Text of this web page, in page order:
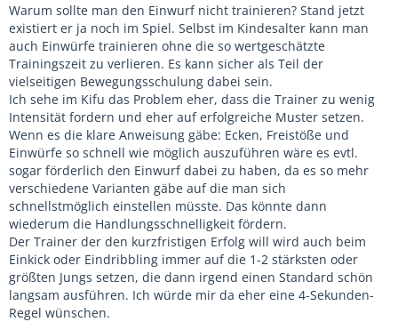
Warum sollte man den Einwurf nicht trainieren? Stand jetzt
existiert er ja noch im Spiel. Selbst im Kindesalter kann man
auch Einwürfe trainieren ohne die so wertgeschätzte
Trainingszeit zu verlieren. Es kann sicher als Teil der
vielseitigen Bewegungsschulung dabei sein.
Ich sehe im Kifu das Problem eher, dass die Trainer zu wenig
Intensität fordern und eher auf erfolgreiche Muster setzen.
Wenn es die klare Anweisung gäbe: Ecken, Freistöße und
Einwürfe so schnell wie möglich auszuführen wäre es evtl.
sogar förderlich den Einwurf dabei zu haben, da es so mehr
verschiedene Varianten gäbe auf die man sich
schnellstmöglich einstellen müsste. Das könnte dann
wiederum die Handlungsschnelligkeit fördern.
Der Trainer der den kurzfristigen Erfolg will wird auch beim
Einkick oder Eindribbling immer auf die 1-2 stärksten oder
größten Jungs setzen, die dann irgend einen Standard schön
langsam ausführen. Ich würde mir da eher eine 4-Sekunden-
Regel wünschen.